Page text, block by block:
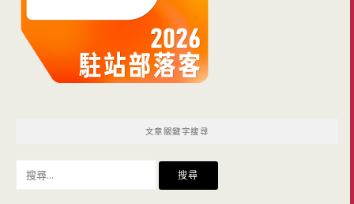
文章關鍵字搜尋